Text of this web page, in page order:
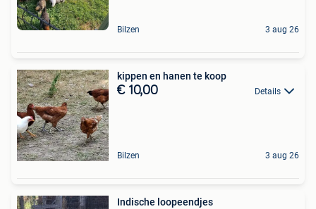
Bilzen 3 aug 26
kippen en hanen te koop
€ 10,00 Details
Bilzen 3 aug 26
Indische loopeendjes